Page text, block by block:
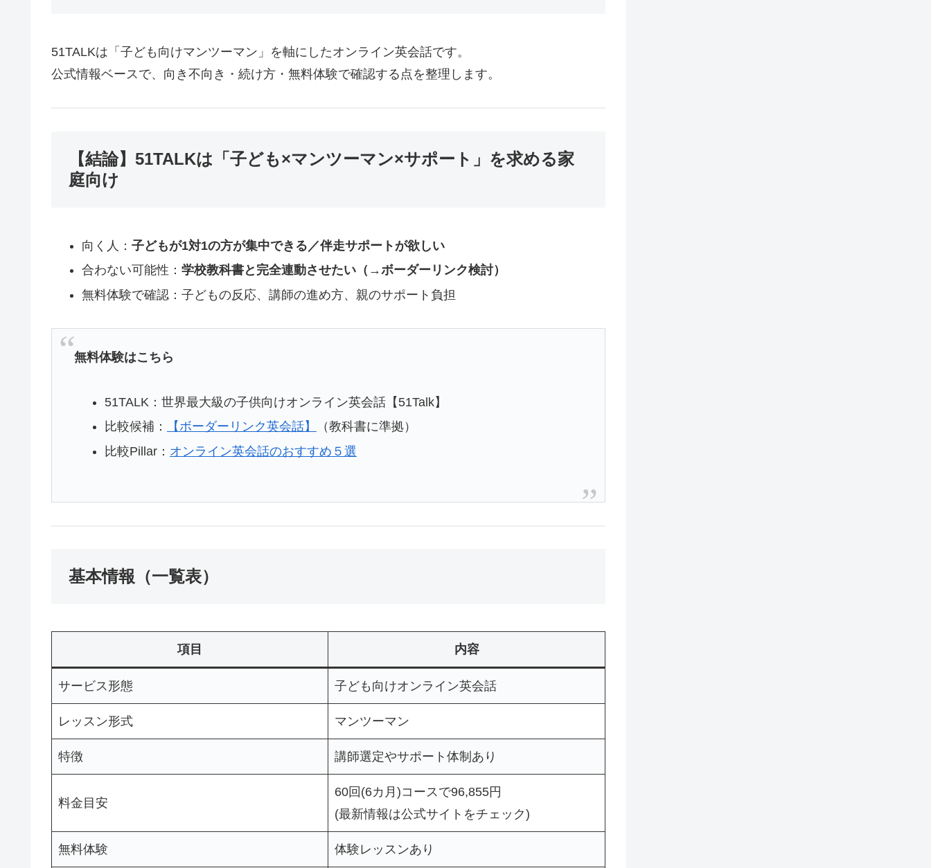
51TALKは「子ども向けマンツーマン」を軸にしたオンライン英会話です。
公式情報ベースで、向き不向き・続け方・無料体験で確認する点を整理します。
【結論】51TALKは「子ども×マンツーマン×サポート」を求める家
庭向け
向く人： 子どもが1対1の方が集中できる／伴走サポートが欲しい
合わない可能性： 学校教科書と完全連動させたい（→ボーダーリンク検討）
無料体験で確認：子どもの反応、講師の進め方、親のサポート負担
無料体験はこちら
51TALK：世界最大級の子供向けオンライン英会話【51Talk】
比較候補：
【ボーダーリンク英会話】
（教科書に準拠）
比較Pillar： オンライン英会話のおすすめ５選
基本情報（一覧表）
項目 内容
サービス形態 子ども向けオンライン英会話
レッスン形式 マンツーマン
特徴 講師選定やサポート体制あり
料金目安
60回(6カ月)コースで96,855円
(最新情報は公式サイトをチェック)
無料体験 体験レッスンあり